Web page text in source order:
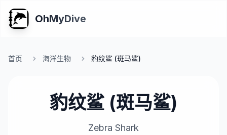
OhMyDive
首页 海洋生物 豹纹鲨 (斑马鲨)
豹纹鲨 (斑马鲨)
Zebra Shark